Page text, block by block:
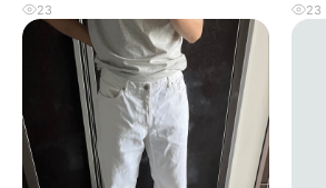
23 23